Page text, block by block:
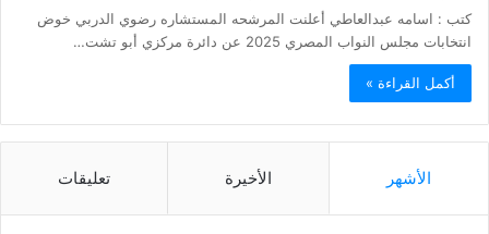
كتب : اسامه عبدالعاطي أعلنت المرشحه المستشاره رضوي الدربي خوض
انتخابات مجلس النواب المصري 2025 عن دائرة مركزي أبو تشت…
أكمل القراءة »
الأشهر الأخيرة تعليقات